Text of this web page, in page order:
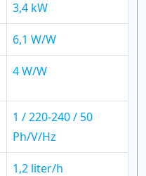
3,4 kW
6,1 W/W
4 W/W
1 / 220-240 / 50
Ph/V/Hz
1,2 liter/h